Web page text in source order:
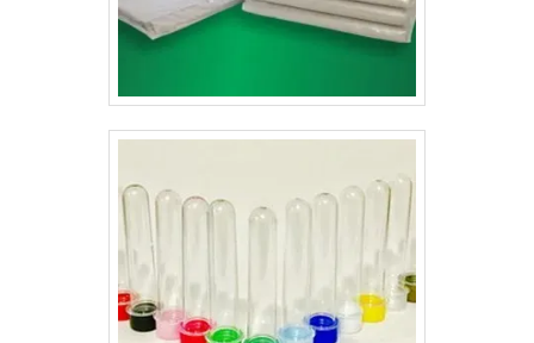
de envelopesA Gráfica Lyons trabalha com diversos
tipos de produtos, todos com ótima qualidade. Cada
do produto. .